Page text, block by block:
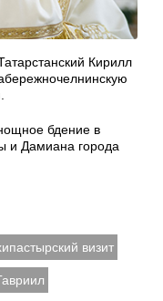
Кирилл
бдение в
и Дамиана города
визит